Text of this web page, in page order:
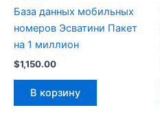
База данных мобильных
номеров Эсватини Пакет
на 1 миллион
$1,150.00
В корзину